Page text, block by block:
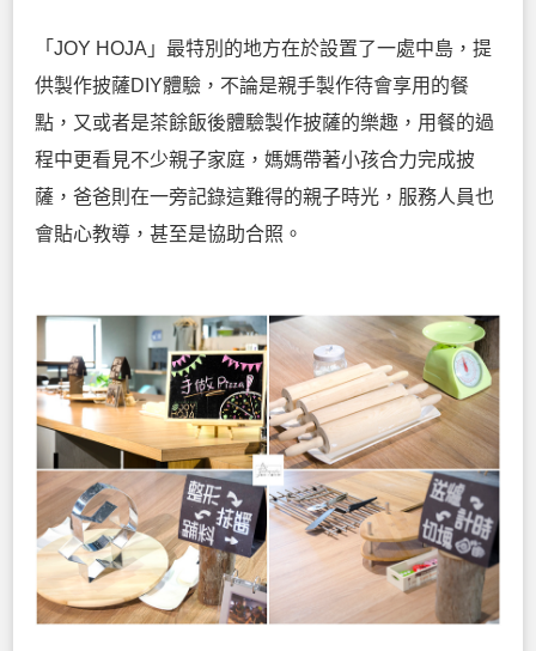
「JOY HOJA」最特別的地方在於設置了一處中島，提
供製作披薩DIY體驗，不論是親手製作待會享用的餐
點，又或者是茶餘飯後體驗製作披薩的樂趣，用餐的過
程中更看見不少親子家庭，媽媽帶著小孩合力完成披
薩，爸爸則在一旁記錄這難得的親子時光，服務人員也
會貼心教導，甚至是協助合照。